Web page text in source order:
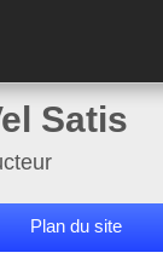
Satis
Plan du site